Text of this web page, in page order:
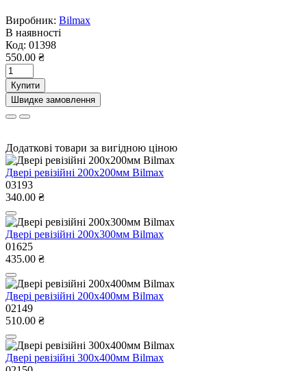
Виробник: Bilmax
В наявності
Код: 01398
550.00 ₴
Купити
Швидке замовлення
Додаткові товари за вигідною ціною
Двері ревізійні 200x200мм Bilmax
03193
340.00 ₴
Двері ревізійні 200x300мм Bilmax
01625
435.00 ₴
Двері ревізійні 200x400мм Bilmax
02149
510.00 ₴
Двері ревізійні 300x400мм Bilmax